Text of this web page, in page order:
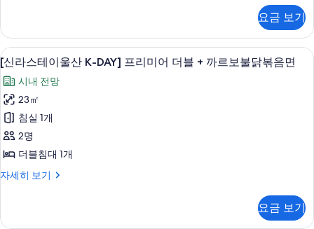
닭
볶
음
면
사
진
모
두
보
불
닭
볶
음
면
자
세
히
보
럭
스
더
블
+
까
르
보
볶
이
울
산
K-
DAY]
디
럭
스
더
블
+
까
닭
요금 보기
[신
라
스
테
이
울
K-
고급 침구, 객실 내 금고, 암막 커튼, 방
6
[신라스테이울산 K-DAY] 프리미어 더블 + 까르보불닭볶음면
시내 전망
23㎡
침실 1개
2명
더블침대 1개
자세히 보기
[신
이
요금 보기